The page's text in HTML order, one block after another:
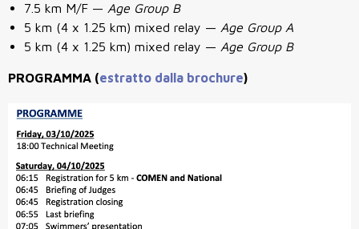
7.5 km M/F — Age Group B
5 km (4 x 1.25 km) mixed relay — Age Group A
5 km (4 x 1.25 km) mixed relay — Age Group B
PROGRAMMA (estratto dalla brochure)